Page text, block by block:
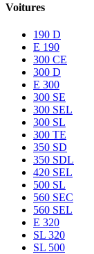
Voitures
190 D
E 190
300 CE
300 D
E 300
300 SE
300 SEL
300 SL
300 TE
350 SD
350 SDL
420 SEL
500 SL
560 SEC
560 SEL
E 320
SL 320
SL 500